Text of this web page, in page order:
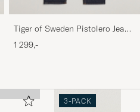
Tiger of Sweden Pistolero Jeans
Ripen Blue
1 299,-
3-PACK